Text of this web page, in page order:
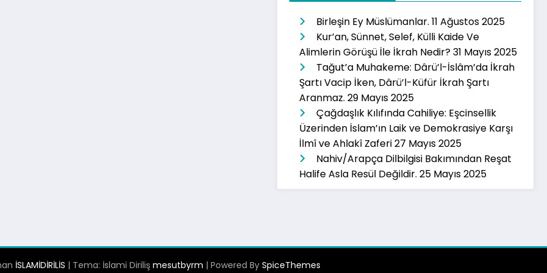
Birleşin Ey Müslümanlar. 11 Ağustos 2025
Kur’an, Sünnet, Selef, Külli Kaide Ve
Alimlerin Görüşü İle İkrah Nedir?31 Mayıs 2025
Tağut’a Muhakeme: Dârü’l-İslâm’da İkrah
Şartı Vacip İken, Dârü’l-Küfür İkrah Şartı
Aranmaz. 29 Mayıs 2025
Çağdaşlık Kılıfında Cahiliye: Eşcinsellik
Üzerinden İslam’ın Laik ve Demokrasiye Karşı
İlmî ve Ahlakî Zaferi27 Mayıs 2025
Nahiv/Arapça Dilbilgisi Bakımından Reşat
Halife Asla Resül Değildir. 25 Mayıs 2025
İSLAMİDİRİLİS | Tema: İslami Diriliş mesutbyrm | Powered By SpiceThemes